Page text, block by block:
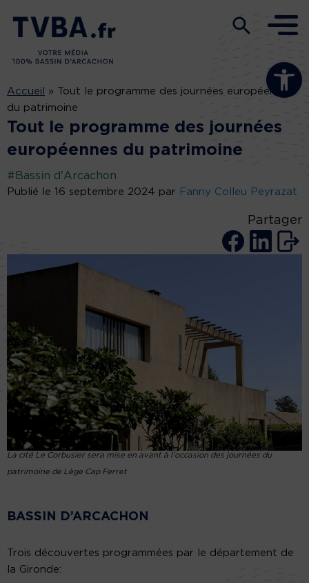
Ouvrir la
Accueil »
Tout le programme des journées européennes
du patrimoine
Tout le programme des journées
européennes du patrimoine
#Bassin d'Arcachon
Publié le 16 septembre 2024 par Fanny Colleu Peyrazat
Partager
La cité Le Corbusier sera mise en avant à l’occasion des journées du
patrimoine de Lège Cap Ferret
BASSIN D’ARCACHON
Trois découvertes programmées par le département de
la Gironde: